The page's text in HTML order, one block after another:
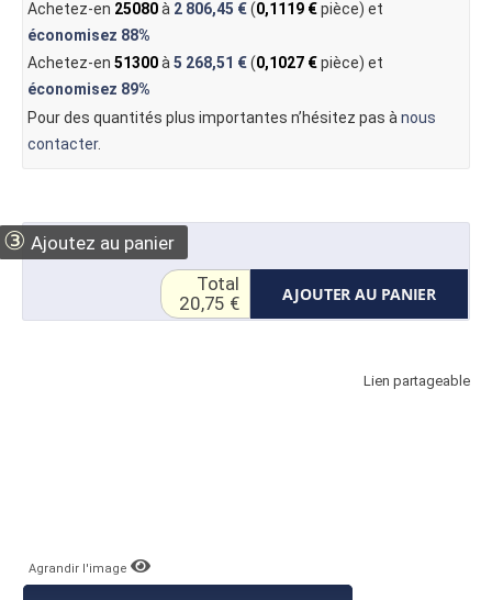
Achetez-en 25080à 2 806,45 €(0,1119 €pièce) et
économisez 88%
Achetez-en 51300à 5 268,51 €(0,1027 €pièce) et
économisez 89%
Pour des quantités plus importantes n’hésitez pas à nous
contacter.
③ Ajoutez au panier
AJOUTER AU PANIER
Total
20,75 €
Lien partageable
Agrandir l'image